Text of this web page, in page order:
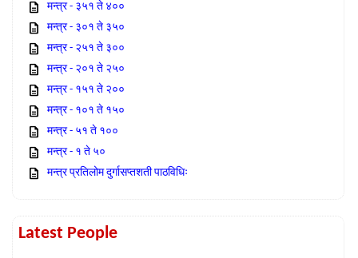
मन्त्र - ३५१ ते ४००
मन्त्र - ३०१ ते ३५०
मन्त्र - २५१ ते ३००
मन्त्र - २०१ ते २५०
मन्त्र - १५१ ते २००
मन्त्र - १०१ ते १५०
मन्त्र - ५१ ते १००
मन्त्र - १ ते ५०
मन्त्र प्रतिलोम दुर्गासप्तशती पाठविधिः
Latest People